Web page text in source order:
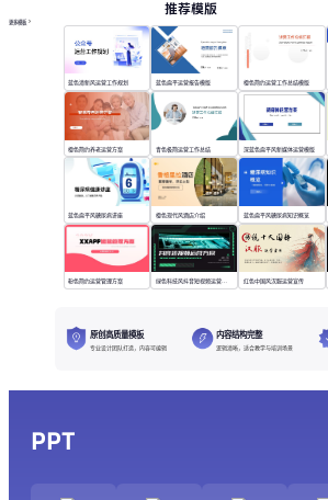
推荐模版
更多模板
蓝色清新风运营工作规划 蓝色扁平运营报告模版 橙色简约运营工作总结模版
橙色简约养老运营方案 青色极简运营工作总结 深蓝色扁平风新媒体运营模版
蓝色扁平风糖尿病讲座 橙色现代风酒店介绍 蓝色扁平风糖尿病知识概览
粉色简约运营管理方案 绿色科技风抖音短视频运营方案 红色中国风汉服运营宣传
原创高质量模板
专业设计团队打造，内容可编辑
内容结构完整
逻辑清晰，适合教学与培训场景
PPT